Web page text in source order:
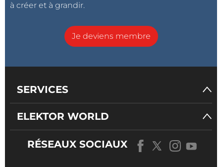
à créer et à grandir.
Je deviens membre
SERVICES
ELEKTOR WORLD
RÉSEAUX SOCIAUX